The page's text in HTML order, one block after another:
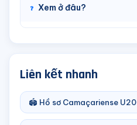
Xem ở đâu?
Liên kết nhanh
🏟️ Hồ sơ Camaçariense U20